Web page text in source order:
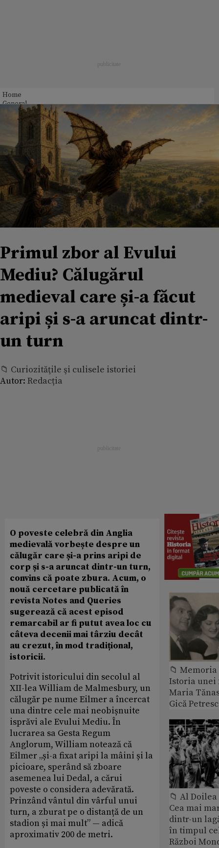
Home
General
Primul zbor al Evului
Mediu? Călugărul
medieval care și-a făcut
aripi și s-a aruncat dintr-
un turn
📁 Curiozităţile şi culisele istoriei
Autor: Redacția
O poveste celebră din Anglia
medievală vorbește despre un
călugăr care și-a prins aripi de
corp și s-a aruncat dintr-un turn,
convins că poate zbura. Acum, o
nouă cercetare publicată în
revista Notes and Queries
sugerează că acest episod
remarcabil ar fi putut avea loc cu
câteva decenii mai târziu decât
au crezut, în mod tradițional,
istoricii.
Potrivit istoricului din secolul al
XII-lea William de Malmesbury, un
călugăr pe nume Eilmer a încercat
una dintre cele mai neobișnuite
isprăvi ale Evului Mediu. În
lucrarea sa Gesta Regum
Anglorum, William notează că
Eilmer „și-a fixat aripi la mâini și la
picioare, sperând să zboare
asemenea lui Dedal, a cărui
poveste o considera adevărată.
Prinzând vântul din vârful unui
turn, a zburat pe o distanță de un
stadion și mai mult” — adică
aproximativ 200 de metri.
📁
Istoria
Maria
Gică
📁 Al
Cea mai
dintr-un
în timpul
Război